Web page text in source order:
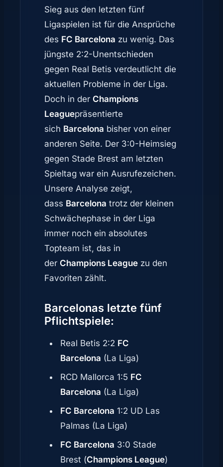
Sieg aus den letzten fünf
Ligaspielen ist für die Ansprüche
des FC Barcelona zu wenig. Das
jüngste 2:2-Unentschieden
gegen Real Betis verdeutlicht die
aktuellen Probleme in der Liga.
Doch in der Champions
Leaguepräsentierte
sich Barcelona bisher von einer
anderen Seite. Der 3:0-Heimsieg
gegen Stade Brest am letzten
Spieltag war ein Ausrufezeichen.
Unsere Analyse zeigt,
dass Barcelona trotz der kleinen
Schwächephase in der Liga
immer noch ein absolutes
Topteam ist, das in
der Champions League zu den
Favoriten zählt.
Barcelonas letzte fünf
Pflichtspiele:
Real Betis 2:2 FC
Barcelona (La Liga)
RCD Mallorca 1:5 FC
Barcelona (La Liga)
FC Barcelona 1:2 UD Las
Palmas (La Liga)
FC Barcelona 3:0 Stade
Brest (Champions League)